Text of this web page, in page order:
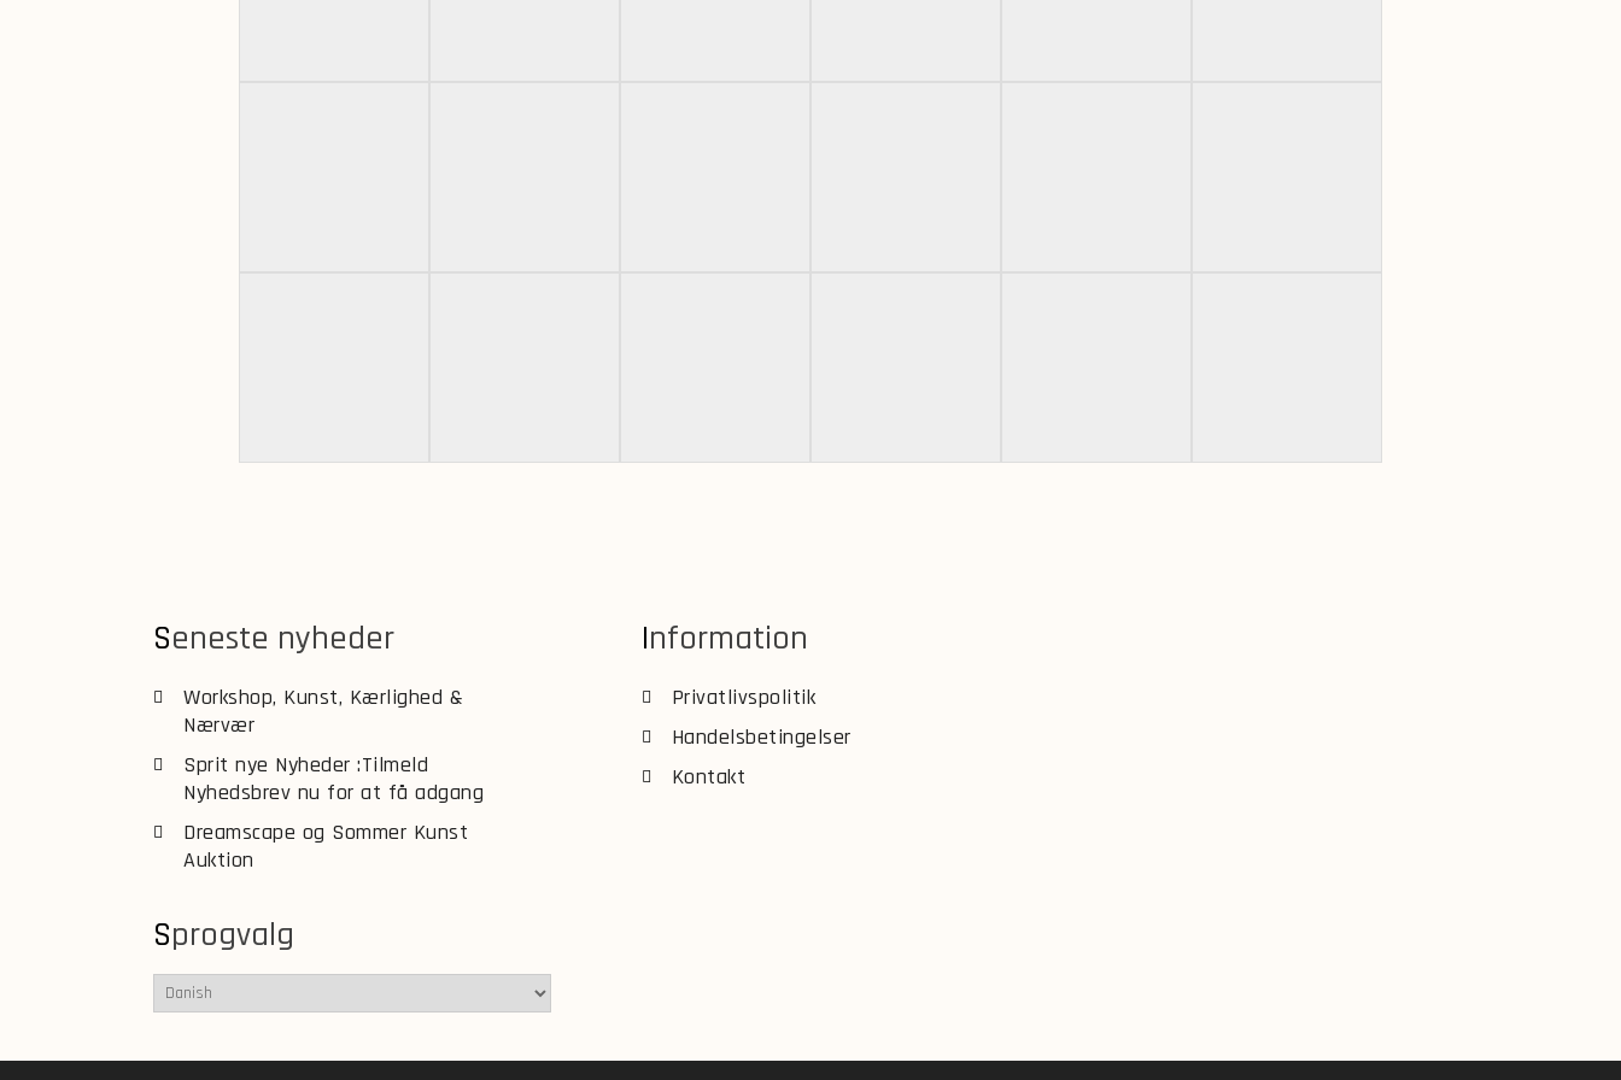
Seneste nyheder
Workshop, Kunst, Kærlighed &
Nærvær
Sprit nye Nyheder :Tilmeld
Nyhedsbrev nu for at få adgang
Dreamscape og Sommer Kunst
Auktion
Sprogvalg
Information
Privatlivspolitik
Handelsbetingelser
Kontakt